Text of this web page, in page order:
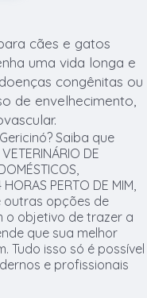
cães e gatos
uma vida longa e
congênitas ou
de envelhecimento,
Saiba que
DE
PERTO DE MIM,
outras opções de
o objetivo de trazer a
que sua melhor
Tudo isso só é possível
e profissionais